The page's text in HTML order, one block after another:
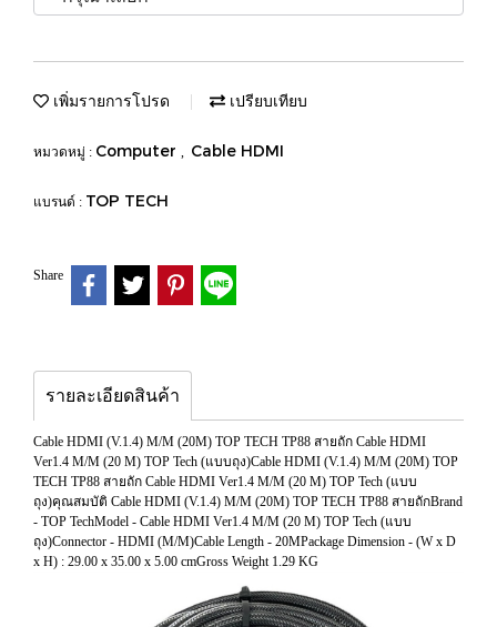
เพิ่มรายการโปรด เปรียบเทียบ
หมวดหมู่ : Computer , Cable HDMI
แบรนด์ : TOP TECH
Share
รายละเอียดสินค้า
Cable HDMI (V.1.4) M/M (20M) TOP TECH TP88 สายถัก Cable HDMI
Ver1.4 M/M (20 M) TOP Tech (แบบถุง)Cable HDMI (V.1.4) M/M (20M) TOP
TECH TP88 สายถัก Cable HDMI Ver1.4 M/M (20 M) TOP Tech (แบบ
ถุง)คุณสมบัติ Cable HDMI (V.1.4) M/M (20M) TOP TECH TP88 สายถักBrand
- TOP TechModel - Cable HDMI Ver1.4 M/M (20 M) TOP Tech (แบบ
ถุง)Connector - HDMI (M/M)Cable Length - 20MPackage Dimension - (W x D
x H) : 29.00 x 35.00 x 5.00 cmGross Weight 1.29 KG